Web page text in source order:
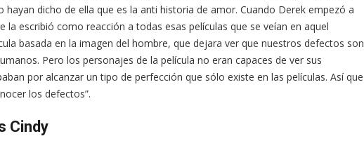
hayan dicho de ella que es la anti historia de amor. Cuando Derek empezó a
la escribió como reacción a todas esas películas que se veían en aquel
basada en la imagen del hombre, que dejara ver que nuestros defectos son
Pero los personajes de la película no eran capaces de ver sus
por alcanzar un tipo de perfección que sólo existe en las películas. Así que
los defectos”.
Cindy